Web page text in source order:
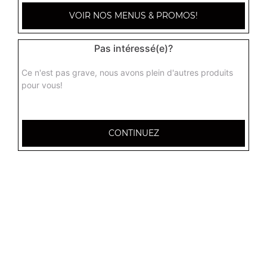
Menu sandwich américain
2 steaks, cheddar, oeuf, frites + 1 boisson 33 cl
10.50€
VOIR NOS MENUS & PROMOS!
Pas intéressé(e)?
Ce n'est pas grave, nous avons plein d'autres produits
pour vous!
CONTINUEZ